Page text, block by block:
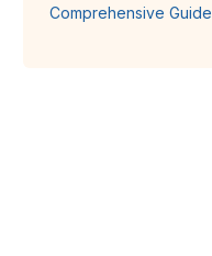
Comprehensive Guide